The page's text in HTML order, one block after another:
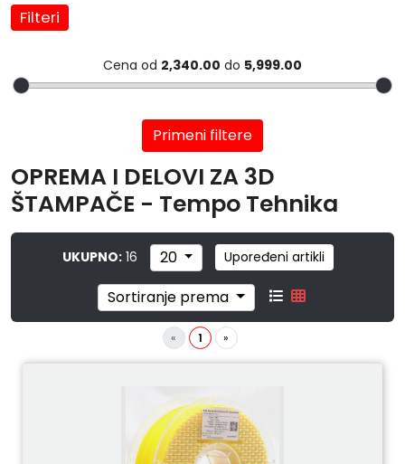
Filteri
Cena od 2,340.00 do 5,999.00
Primeni filtere
OPREMA I DELOVI ZA 3D
ŠTAMPAČE - Tempo Tehnika
UKUPNO:16 20 Upoređeni artikli
Sortiranje prema
« 1 »